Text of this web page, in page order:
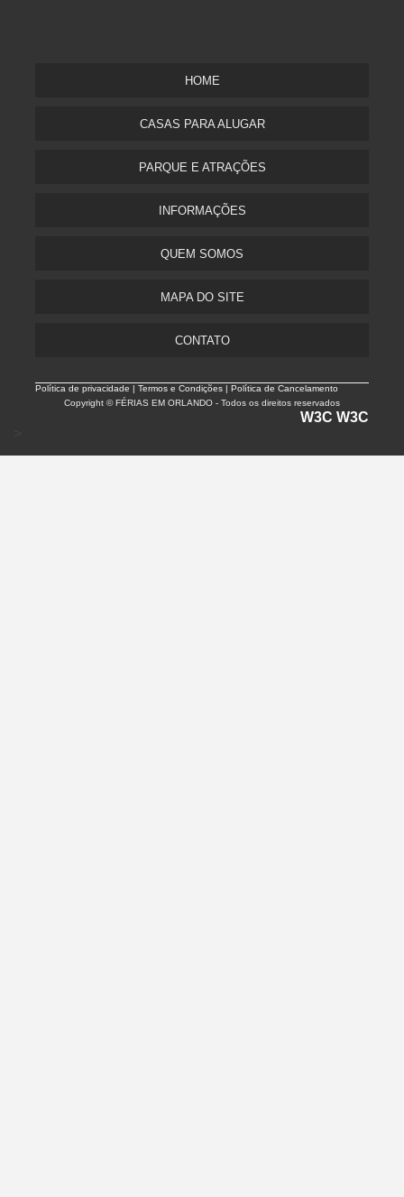
HOME
CASAS PARA ALUGAR
PARQUE E ATRAÇÕES
INFORMAÇÕES
QUEM SOMOS
MAPA DO SITE
CONTATO
Política de privacidade |Termos e Condições | Política de Cancelamento
Copyright © FÉRIAS EM ORLANDO - Todos os direitos reservados
W3C W3C